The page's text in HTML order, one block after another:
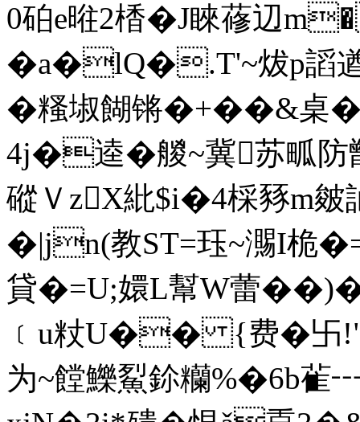
0砶e暀2楿�J睞蓚辺
�a�lQ�.T'~炦p謟遒
�糔埱餬锵�+� �&桌
4j�逵�艐~冀苏畖防
磫ＶzX紕$i�4棌豩m
�|jn(教ST=珏~瀃I
貸�=U;嬛L幫W蕾
﹝u粀U�� {费�卐!"
为~饄鱳鮤鉩糷%�6b